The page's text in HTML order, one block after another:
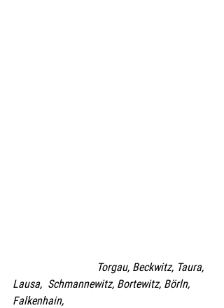
Torgau, Beckwitz, Taura,
Lausa,  Schmannewitz, Bortewitz, Börln,
Falkenhain,